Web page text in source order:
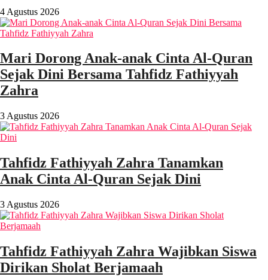
4 Agustus 2026
Mari Dorong Anak-anak Cinta Al-Quran
Sejak Dini Bersama Tahfidz Fathiyyah
Zahra
3 Agustus 2026
Tahfidz Fathiyyah Zahra Tanamkan
Anak Cinta Al-Quran Sejak Dini
3 Agustus 2026
Tahfidz Fathiyyah Zahra Wajibkan Siswa
Dirikan Sholat Berjamaah